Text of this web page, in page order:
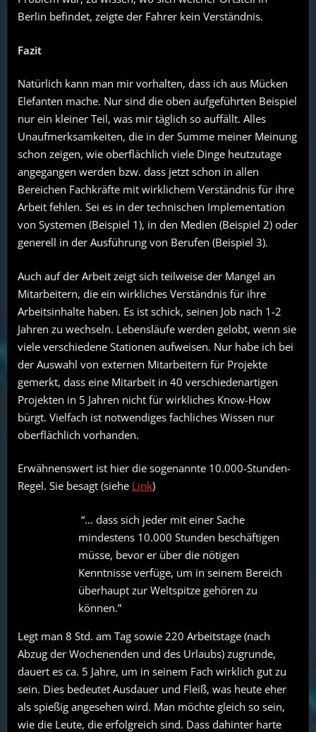
Berlin befindet, zeigte der Fahrer kein Verständnis.
Fazit
Natürlich kann man mir vorhalten, dass ich aus Mücken
Elefanten mache. Nur sind die oben aufgeführten Beispiel
nur ein kleiner Teil, was mir täglich so auffällt. Alles
Unaufmerksamkeiten, die in der Summe meiner Meinung
schon zeigen, wie oberflächlich viele Dinge heutzutage
angegangen werden bzw. dass jetzt schon in allen
Bereichen Fachkräfte mit wirklichem Verständnis für ihre
Arbeit fehlen. Sei es in der technischen Implementation
von Systemen (Beispiel 1), in den Medien (Beispiel 2) oder
generell in der Ausführung von Berufen (Beispiel 3).
Auch auf der Arbeit zeigt sich teilweise der Mangel an
Mitarbeitern, die ein wirkliches Verständnis für ihre
Arbeitsinhalte haben. Es ist schick, seinen Job nach 1-2
Jahren zu wechseln. Lebensläufe werden gelobt, wenn sie
viele verschiedene Stationen aufweisen. Nur habe ich bei
der Auswahl von externen Mitarbeitern für Projekte
gemerkt, dass eine Mitarbeit in 40 verschiedenartigen
Projekten in 5 Jahren nicht für wirkliches Know-How
bürgt. Vielfach ist notwendiges fachliches Wissen nur
oberflächlich vorhanden.
Erwähnenswert ist hier die sogenannte 10.000-Stunden-
Regel. Sie besagt (siehe Link)
“… dass sich jeder mit einer Sache
mindestens 10.000 Stunden beschäftigen
müsse, bevor er über die nötigen
Kenntnisse verfüge, um in seinem Bereich
überhaupt zur Weltspitze gehören zu
können.”
Legt man 8 Std. am Tag sowie 220 Arbeitstage (nach
Abzug der Wochenenden und des Urlaubs) zugrunde,
dauert es ca. 5 Jahre, um in seinem Fach wirklich gut zu
sein. Dies bedeutet Ausdauer und Fleiß, was heute eher
als spießig angesehen wird. Man möchte gleich so sein,
wie die Leute, die erfolgreich sind. Dass dahinter harte